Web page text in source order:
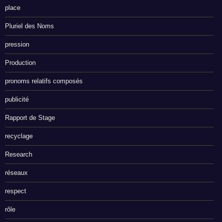
place
Pluriel des Noms
pression
Production
pronoms relatifs composés
publicité
Rapport de Stage
recyclage
Research
réseaux
respect
rôle